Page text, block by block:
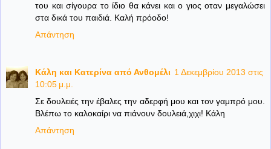
του και σίγουρα το ίδιο θα κάνει και ο γιος οταν μεγαλώσει
στα δικά του παιδιά. Καλή πρόοδο!
Απάντηση
Κάλη και Κατερίνα από Ανθομέλι 1 Δεκεμβρίου 2013 στις
10:05 μ.μ.
Σε δουλειές την έβαλες την αδερφή μου και τον γαμπρό μου.
Βλέπω το καλοκαίρι να πιάνουν δουλειά,χιχι! Κάλη
Απάντηση